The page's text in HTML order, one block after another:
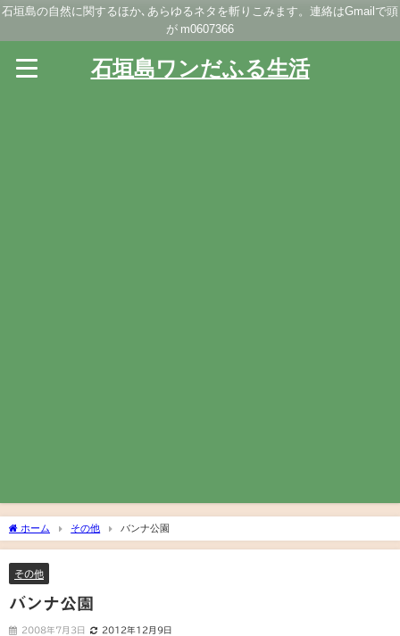
石垣島の自然に関するほか､あらゆるネタを斬りこみます。連絡はGmailで頭
が m0607366
石垣島ワンだふる生活
ホーム その他 バンナ公園
その他
バンナ公園
2008年7月3日 2012年12月9日